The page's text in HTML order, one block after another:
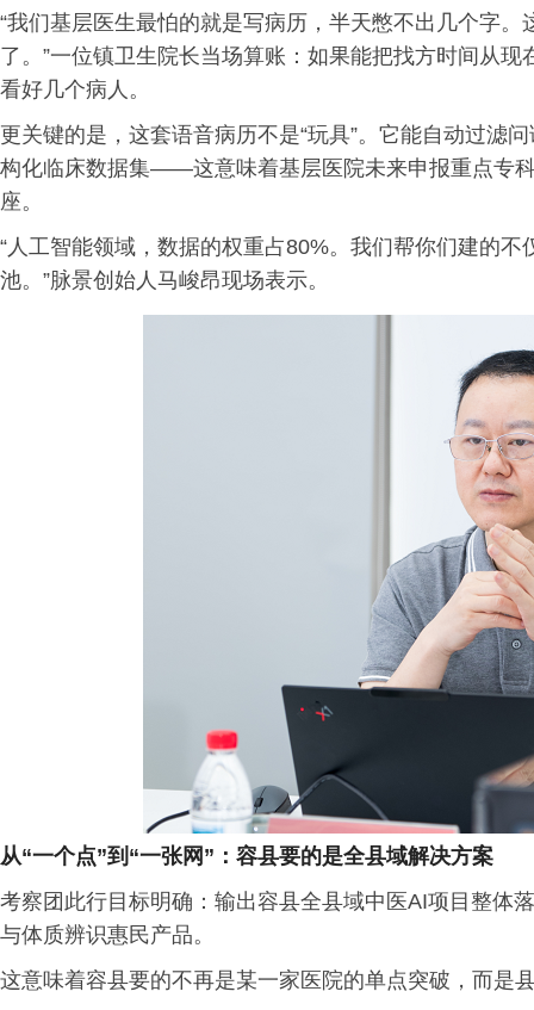
“我们基层医生最怕的就是写病历，半天憋不出几个字
了。”一位镇卫生院长当场算账：如果能把找方时间从
看好几个病人。
更关键的是，这套语音病历不是“玩具”。它能自动过滤
构化临床数据集——这意味着基层医院未来申报重点专
座。
“人工智能领域，数据的权重占80%。我们帮你们建的
池。”脉景创始人马峻昂现场表示。
从“一个点”到“一张网”：容县要的是全县域解决方案
考察团此行目标明确：输出容县全县域中医AI项目整
与体质辨识惠民产品。
这意味着容县要的不再是某一家医院的单点突破，而是